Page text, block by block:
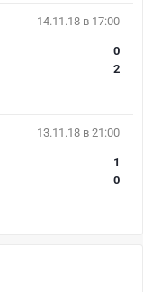
14.11.18 в 17:00
0
2
13.11.18 в 21:00
1
0